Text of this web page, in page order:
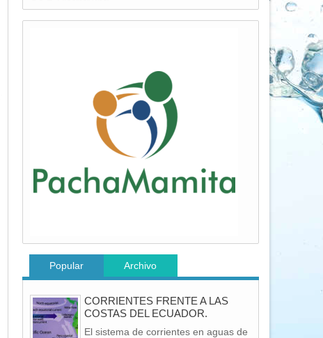
Popular Archivo
CORRIENTES FRENTE A LAS
COSTAS DEL ECUADOR.
El sistema de corrientes en aguas de